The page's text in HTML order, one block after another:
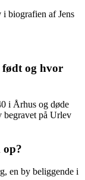
biografien af Jens
og hvor
i Århus og døde
begravet på Urlev
op?
en by beliggende i